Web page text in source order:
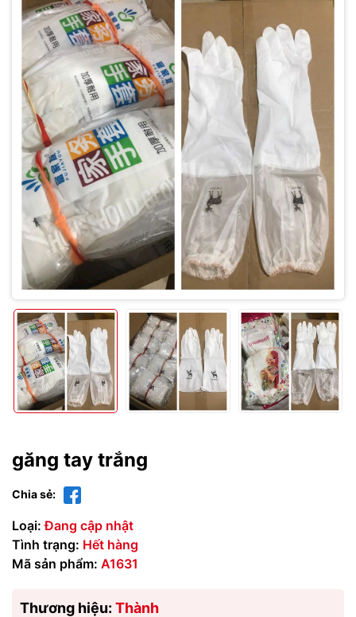
găng tay trắng
Chia sẻ:
Loại: Đang cập nhật
Tình trạng: Hết hàng
Mã sản phẩm: A1631
Thương hiệu: Thành